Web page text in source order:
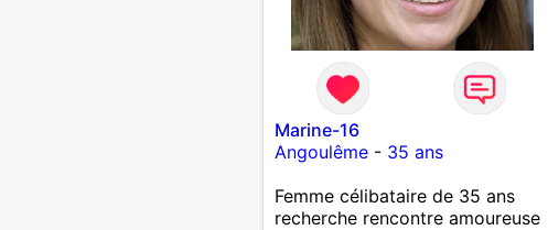
Marine-16
Angoulême- 35 ans
Femme célibataire de 35 ans
recherche rencontre amoureuse